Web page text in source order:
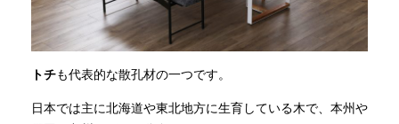
トチも代表的な散孔材の一つです。
日本では主に北海道や東北地方に生育している木で、本州や